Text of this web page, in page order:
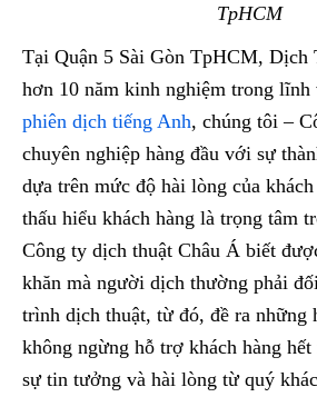
TpHCM
Tại Quận 5 Sài Gòn TpHCM,
hơn 10 năm kinh nghiệm trong lĩnh
phiên dịch tiếng Anh, chúng tôi –
chuyên nghiệp hàng đầu với sự
dựa trên mức độ hài lòng của
thấu hiểu khách hàng là trọng tâm
Công ty dịch thuật Châu Á biết
khăn mà người dịch thường phải
trình dịch thuật, từ đó, đề ra những
không ngừng hỗ trợ khách hàng
sự tin tưởng và hài lòng từ quý